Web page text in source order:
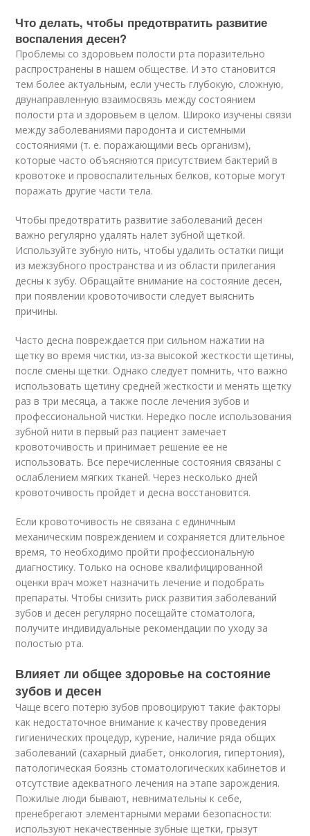
Что делать, чтобы предотвратить развитие
воспаления десен?
Проблемы со здоровьем полости рта поразительно
распространены в нашем обществе. И это становится
тем более актуальным, если учесть глубокую, сложную,
двунаправленную взаимосвязь между состоянием
полости рта и здоровьем в целом. Широко изучены связи
между заболеваниями пародонта и системными
состояниями (т. е. поражающими весь организм),
которые часто объясняются присутствием бактерий в
кровотоке и провоспалительных белков, которые могут
поражать другие части тела.
Чтобы предотвратить развитие заболеваний десен
важно регулярно удалять налет зубной щеткой.
Используйте зубную нить, чтобы удалить остатки пищи
из межзубного пространства и из области прилегания
десны к зубу. Обращайте внимание на состояние десен,
при появлении кровоточивости следует выяснить
причины.
Часто десна повреждается при сильном нажатии на
щетку во время чистки, из-за высокой жесткости щетины,
после смены щетки. Однако следует помнить, что важно
использовать щетину средней жесткости и менять щетку
раз в три месяца, а также после лечения зубов и
профессиональной чистки. Нередко после использования
зубной нити в первый раз пациент замечает
кровоточивость и принимает решение ее не
использовать. Все перечисленные состояния связаны с
ослаблением мягких тканей. Через несколько дней
кровоточивость пройдет и десна восстановится.
Если кровоточивость не связана с единичным
механическим повреждением и сохраняется длительное
время, то необходимо пройти профессиональную
диагностику. Только на основе квалифицированной
оценки врач может назначить лечение и подобрать
препараты. Чтобы снизить риск развития заболеваний
зубов и десен регулярно посещайте стоматолога,
получите индивидуальные рекомендации по уходу за
полостью рта.
Влияет ли общее здоровье на состояние
зубов и десен
Чаще всего потерю зубов провоцируют такие факторы
как недостаточное внимание к качеству проведения
гигиенических процедур, курение, наличие ряда общих
заболеваний (сахарный диабет, онкология, гипертония),
патологическая боязнь стоматологических кабинетов и
отсутствие адекватного лечения на этапе зарождения.
Пожилые люди бывают, невнимательны к себе,
пренебрегают элементарными мерами безопасности:
используют некачественные зубные щетки, грызут